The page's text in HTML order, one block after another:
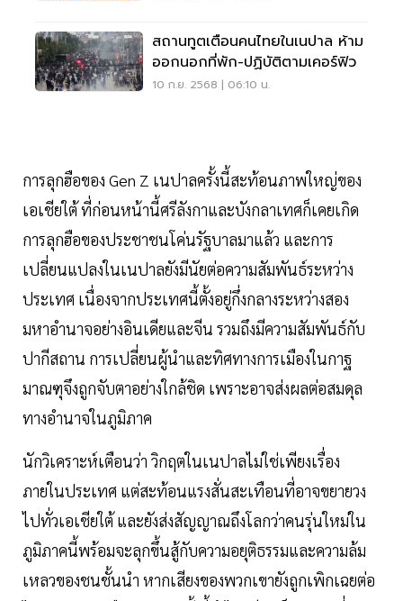
สถานทูตเตือนคนไทยในเนปาล ห้าม
ออกนอกที่พัก-ปฏิบัติตามเคอร์ฟิว
10 ก.ย. 2568 | 06:10 น.
การลุกฮือของ Gen Z เนปาลครั้งนี้สะท้อนภาพใหญ่ของ
เอเชียใต้ ที่ก่อนหน้านี้ศรีลังกาและบังกลาเทศก็เคยเกิด
การลุกฮือของประชาชนโค่นรัฐบาลมาแล้ว และการ
เปลี่ยนแปลงในเนปาลยังมีนัยต่อความสัมพันธ์ระหว่าง
ประเทศ เนื่องจากประเทศนี้ตั้งอยู่กึ่งกลางระหว่างสอง
มหาอำนาจอย่างอินเดียและจีน รวมถึงมีความสัมพันธ์กับ
ปากีสถาน การเปลี่ยนผู้นำและทิศทางการเมืองในกาฐ
มาณฑุจึงถูกจับตาอย่างใกล้ชิด เพราะอาจส่งผลต่อสมดุล
ทางอำนาจในภูมิภาค
นักวิเคราะห์เตือนว่า วิกฤตในเนปาลไม่ใช่เพียงเรื่อง
ภายในประเทศ แต่สะท้อนแรงสั่นสะเทือนที่อาจขยายวง
ไปทั่วเอเชียใต้ และยังส่งสัญญาณถึงโลกว่าคนรุ่นใหม่ใน
ภูมิภาคนี้พร้อมจะลุกขึ้นสู้กับความอยุติธรรมและความล้ม
เหลวของชนชั้นนำ หากเสียงของพวกเขายังถูกเพิกเฉยต่อ